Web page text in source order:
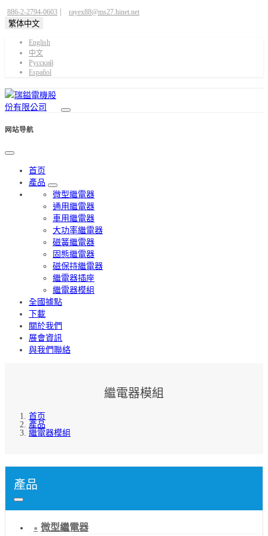
886-2-2794-0603 rayex88@ms27.hinet.net
繁体中文
English
中文
Pусский
Español
网站导航
首页
產品
微型繼電器
通用繼電器
車用繼電器
大功率繼電器
磁簧繼電器
固態繼電器
磁保持繼電器
繼電器插座
繼電器模組
全國據點
下載
關於我們
展會資訊
與我們聯絡
繼電器模組
首页
產品
繼電器模組
產品
微型繼電器